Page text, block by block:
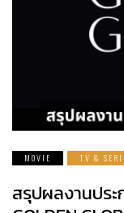
MOVIE TV &
สรุปผลงานปร